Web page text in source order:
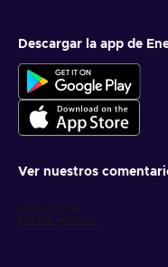
Descargar la app de
Ver nuestros